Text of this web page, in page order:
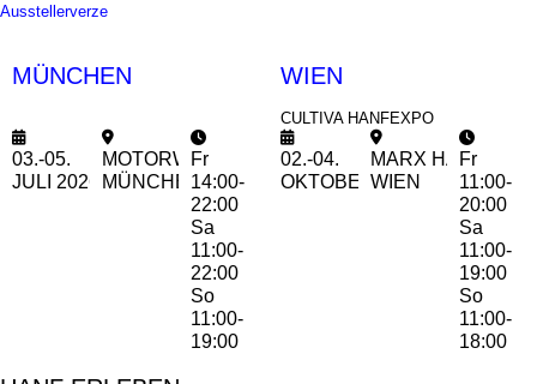
Ausstellerverzeichnis
MÜNCHEN
03.-05.
JULI 2026
MOTORWORLD
MÜNCHEN
Fr
14:00-
22:00
Sa
11:00-
22:00
So
11:00-
19:00
WIEN
CULTIVA HANFEXPO
02.-04.
OKTOBER 2026
MARX HALLE
WIEN
Fr
11:00-
20:00
Sa
11:00-
19:00
So
11:00-
18:00